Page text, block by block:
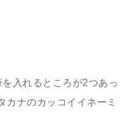
入れるところが2つあっ
カナのカッコイイネーミ